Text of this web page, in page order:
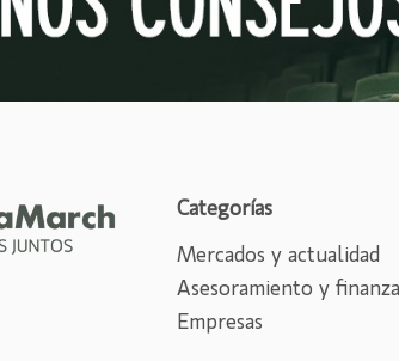
Categorías
Mercados y actualidad
Asesoramiento y
Empresas